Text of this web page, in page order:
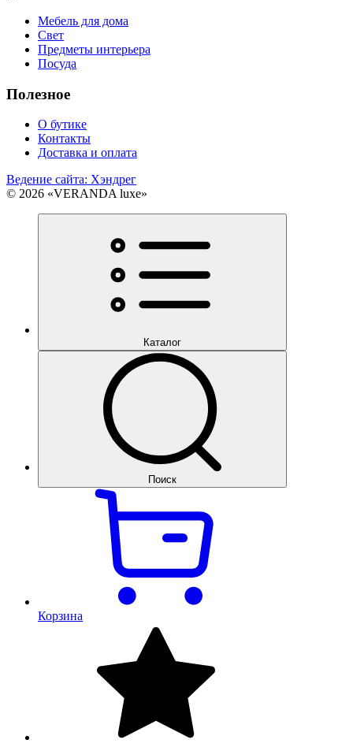
Мебель для дома
Свет
Предметы интерьера
Посуда
Полезное
О бутике
Контакты
Доставка и оплата
Ведение сайта: Хэндрег
© 2026 «VERANDA luxe»
Каталог
Поиск
Корзина